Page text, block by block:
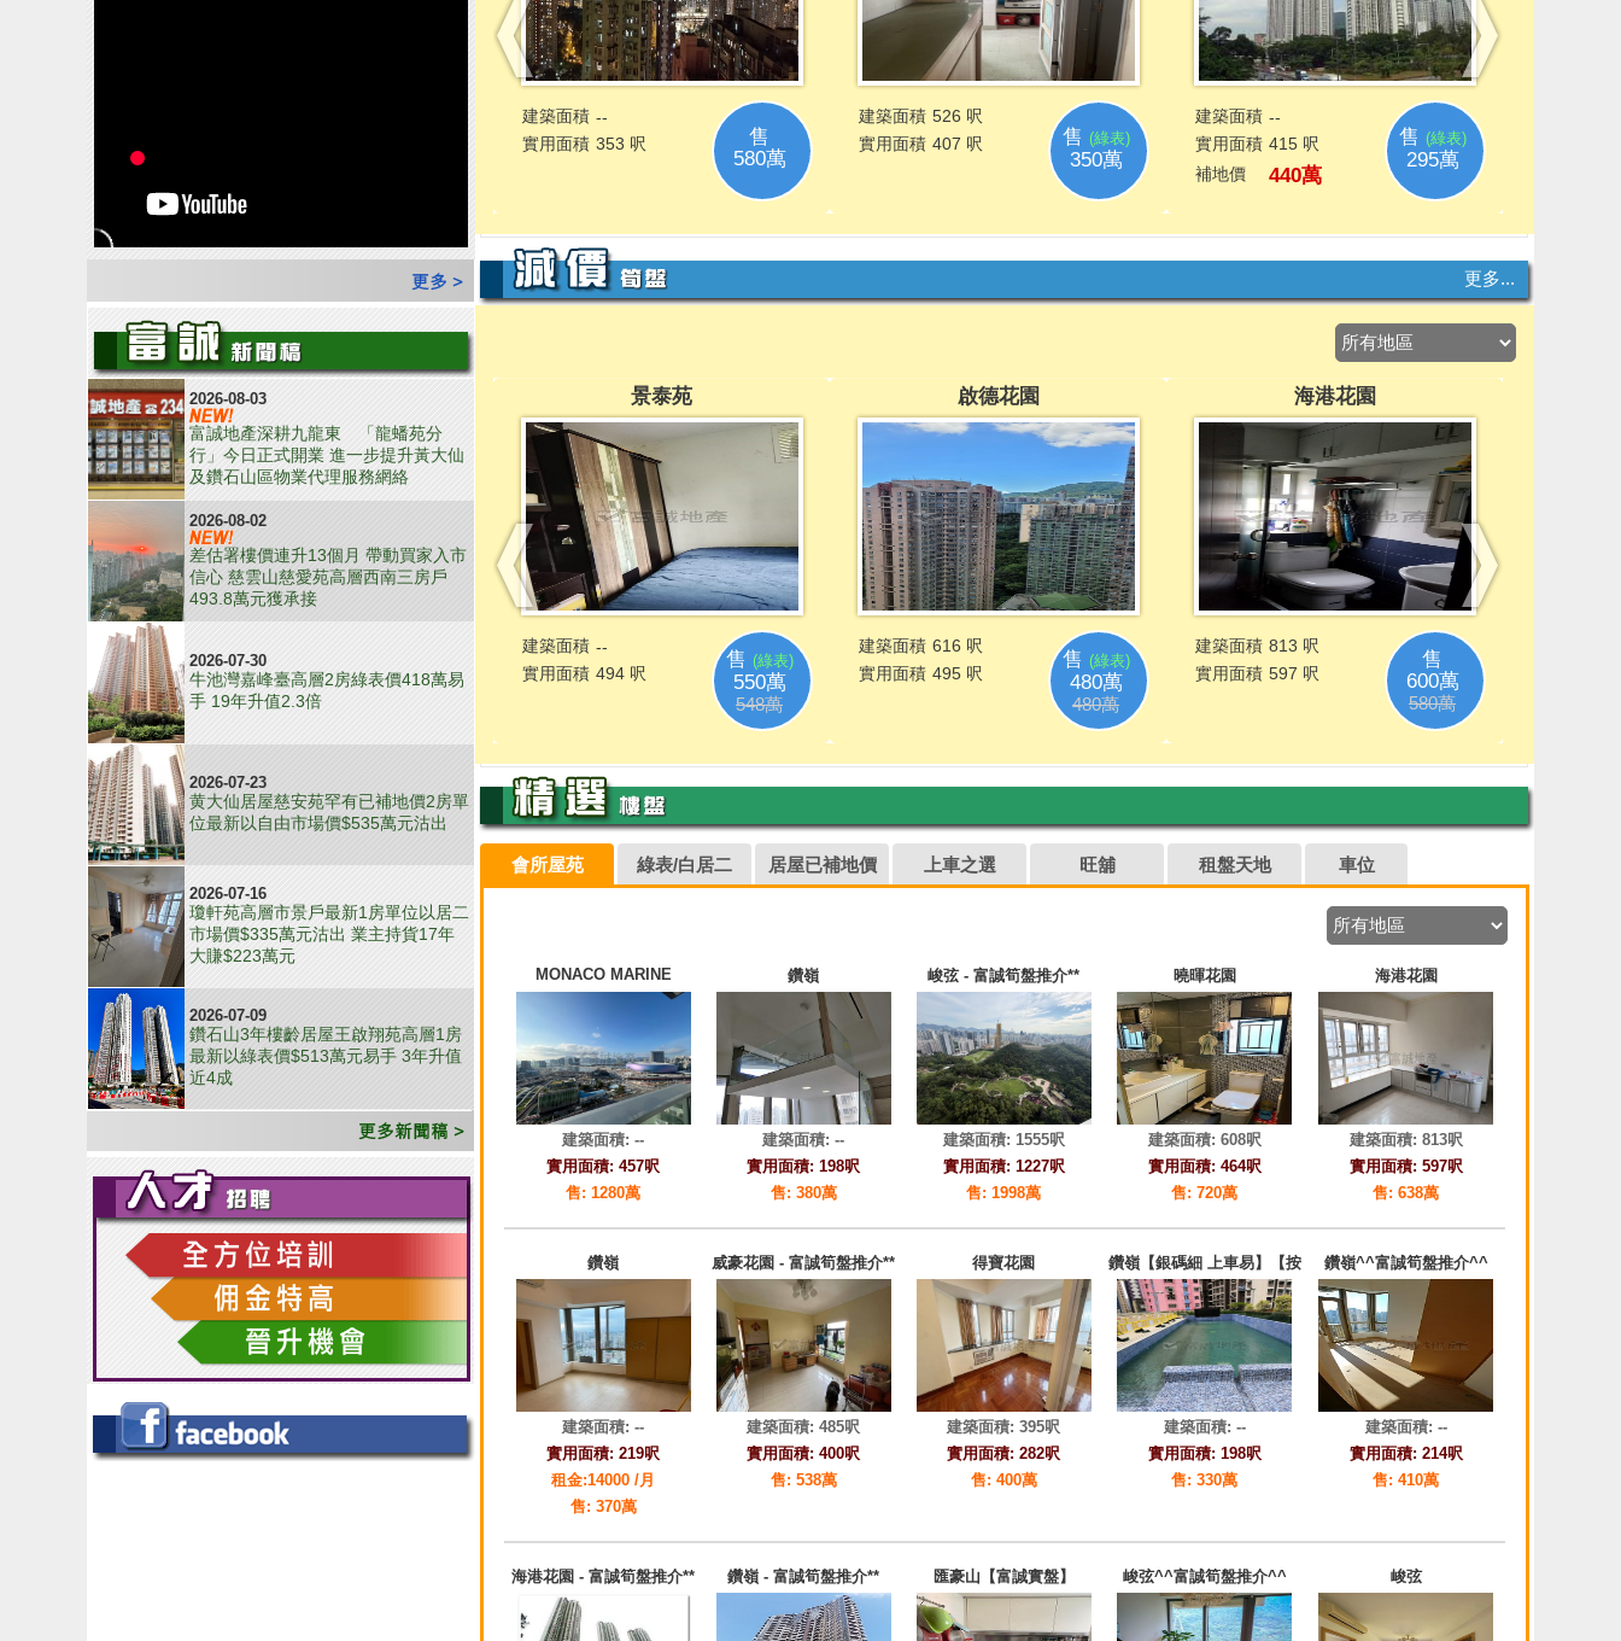
2026-08-03
富誠地產深耕九龍東 「龍蟠苑分
行」今日正式開業 進一步提升黃大仙
及鑽石山區物業代理服務網絡
2026-08-02
差估署樓價連升13個月 帶動買家入市
信心 慈雲山慈愛苑高層西南三房戶
493.8萬元獲承接
2026-07-30
牛池灣嘉峰臺高層2房綠表價418萬易
手 19年升值2.3倍
2026-07-23
黄大仙居屋慈安苑罕有已補地價2房單
位最新以自由市場價$535萬元沽出
2026-07-16
瓊軒苑高層市景戶最新1房單位以居二
市場價$335萬元沽出 業主持貨17年
大賺$223萬元
2026-07-09
鑽石山3年樓齡居屋王啟翔苑高層1房
最新以綠表價$513萬元易手 3年升值
近4成
更多...
會所屋苑 綠表/白居二 居屋已補地價 上車之選 旺舖 租盤天地 車位